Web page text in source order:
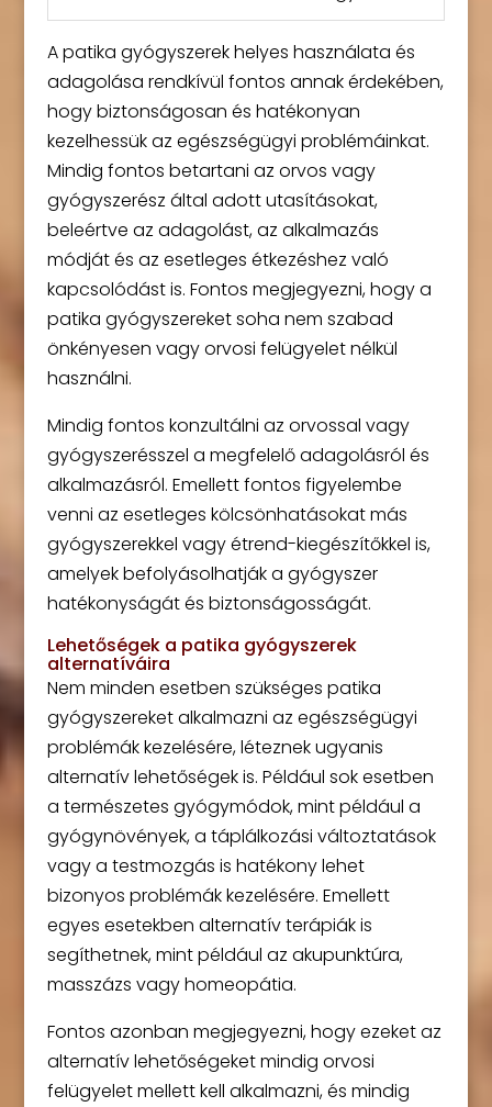
A patika gyógyszerek helyes használata és
adagolása rendkívül fontos annak érdekében,
hogy biztonságosan és hatékonyan
kezelhessük az egészségügyi problémáinkat.
Mindig fontos betartani az orvos vagy
gyógyszerész által adott utasításokat,
beleértve az adagolást, az alkalmazás
módját és az esetleges étkezéshez való
kapcsolódást is. Fontos megjegyezni, hogy a
patika gyógyszereket soha nem szabad
önkényesen vagy orvosi felügyelet nélkül
használni.
Mindig fontos konzultálni az orvossal vagy
gyógyszerésszel a megfelelő adagolásról és
alkalmazásról. Emellett fontos figyelembe
venni az esetleges kölcsönhatásokat más
gyógyszerekkel vagy étrend-kiegészítőkkel is,
amelyek befolyásolhatják a gyógyszer
hatékonyságát és biztonságosságát.
Lehetőségek a patika gyógyszerek
alternatíváira
Nem minden esetben szükséges patika
gyógyszereket alkalmazni az egészségügyi
problémák kezelésére, léteznek ugyanis
alternatív lehetőségek is. Például sok esetben
a természetes gyógymódok, mint például a
gyógynövények, a táplálkozási változtatások
vagy a testmozgás is hatékony lehet
bizonyos problémák kezelésére. Emellett
egyes esetekben alternatív terápiák is
segíthetnek, mint például az akupunktúra,
masszázs vagy homeopátia.
Fontos azonban megjegyezni, hogy ezeket az
alternatív lehetőségeket mindig orvosi
felügyelet mellett kell alkalmazni, és mindig